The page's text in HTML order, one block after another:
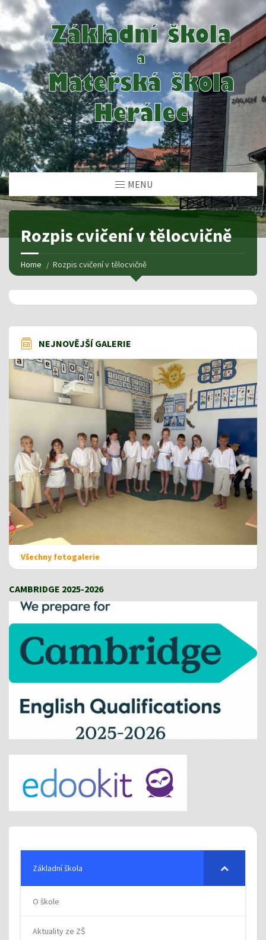
MENU
Rozpis cvičení v tělocvičně
Home Rozpis cvičení v tělocvičně
NEJNOVĚJŠÍ GALERIE
Všechny fotogalerie
CAMBRIDGE 2025-2026
Základní škola
O škole
Aktuality ze ZŠ